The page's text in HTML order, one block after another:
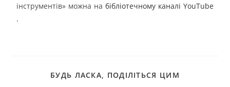
інструментів» можна на бібліотечному каналі YouTube
.
БУДЬ ЛАСКА, ПОДІЛІТЬСЯ ЦИМ